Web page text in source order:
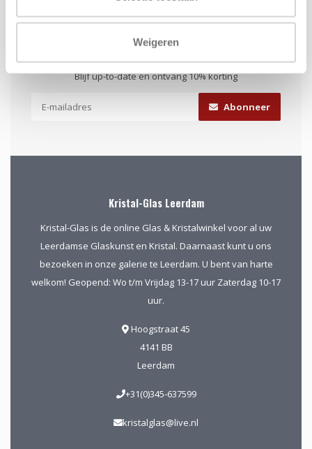
Weigeren
Blijf up-to-date en ontvang 10% korting
Abonneer
Kristal-Glas Leerdam
Kristal-Glas is de online Glas & Kristalwinkel voor al uw
Leerdamse Glaskunst en Kristal. Daarnaast kunt u ons
bezoeken in onze galerie te Leerdam. U bent van harte
welkom! Geopend: Wo t/m Vrijdag 13-17 uur Zaterdag 10-17
uur.
Hoogstraat 45
4141 BB
Leerdam
+31(0)345-637599
kristalglas@live.nl